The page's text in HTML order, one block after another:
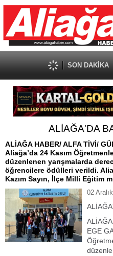
SON DAKİKA
ALİAĞA'DA
ALİAĞA HABER/ ALFA TİVİ/
Aliağa’da 24 Kasım
düzenlenen yarışmalarda
öğrencilere ödülleri verildi.
Kazım Sayın, İlçe Milli Eğitim
02
EGE